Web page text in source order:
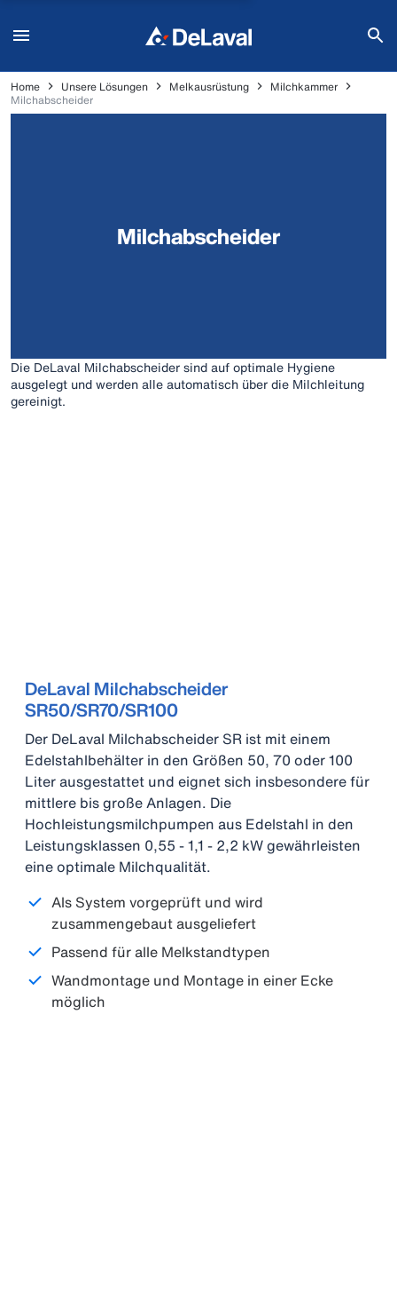
Home Unsere Lösungen Melkausrüstung
Milchkammer
Milchabscheider
Milchabscheider
Die DeLaval Milchabscheider sind auf optimale Hygiene
ausgelegt und werden alle automatisch über die Milchleitung
gereinigt.
DeLaval Milchabscheider
SR50/SR70/SR100
Der DeLaval Milchabscheider SR ist mit einem
Edelstahlbehälter in den Größen 50, 70 oder 100
Liter ausgestattet und eignet sich insbesondere für
mittlere bis große Anlagen. Die
Hochleistungsmilchpumpen aus Edelstahl in den
Leistungsklassen 0,55 - 1,1 - 2,2 kW gewährleisten
eine optimale Milchqualität.
Als System vorgeprüft und wird
zusammengebaut ausgeliefert
Passend für alle Melkstandtypen
Wandmontage und Montage in einer Ecke
möglich